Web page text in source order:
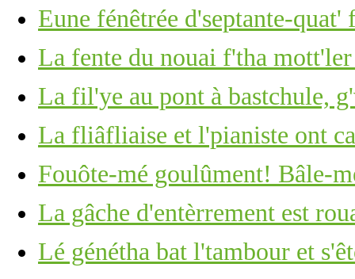
Eune fénêtrée d'septante-quat'
La fente du nouai f'tha
La fil'ye au pont à bastchule,
La fliâfliaise et l'pianiste ont
Fouôte-mé goulûment! Bâle-
La gâche d'entèrrement est
Lé génétha bat l'tambour et